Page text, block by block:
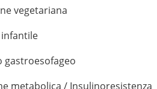
vegetariana
gastroesofageo
metabolica / Insulinoresistenza